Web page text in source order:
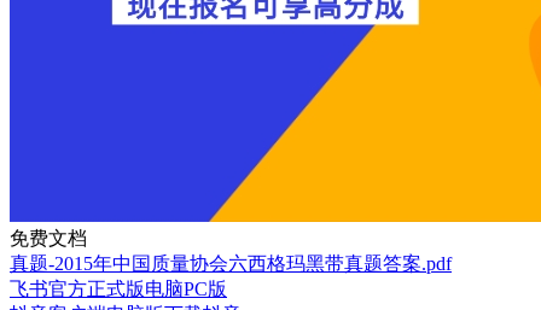
免费文档
真题-2015年中国质量协会六西格玛黑带真题答案.pdf
飞书官方正式版电脑PC版